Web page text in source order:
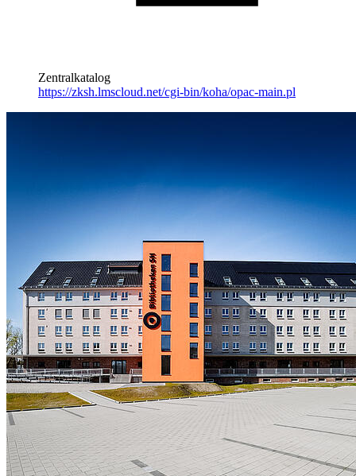
Zentralkatalog
https://zksh.lmscloud.net/cgi-bin/koha/opac-main.pl